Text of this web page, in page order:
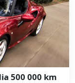
500 000 km